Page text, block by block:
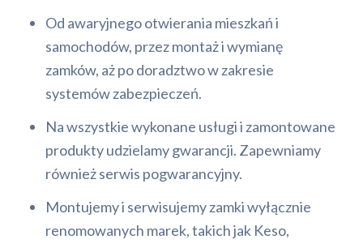
Od awaryjnego otwierania mieszkań i
samochodów, przez montaż i wymianę
zamków, aż po doradztwo w zakresie
systemów zabezpieczeń.
Na wszystkie wykonane usługi i zamontowane
produkty udzielamy gwarancji. Zapewniamy
również serwis pogwarancyjny.
Montujemy i serwisujemy zamki wyłącznie
renomowanych marek, takich jak Keso,